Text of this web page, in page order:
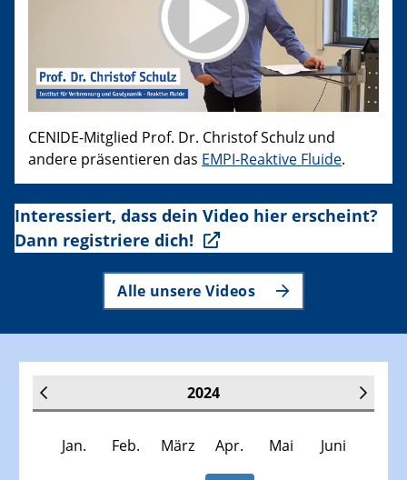
CENIDE-Mitglied Prof. Dr. Christof Schulz und
andere präsentieren das EMPI-Reaktive Fluide.
Interessiert, dass dein Video hier erscheint?
Dann registriere dich!
Alle unsere Videos
2024
Jan. Feb. März Apr. Mai Juni